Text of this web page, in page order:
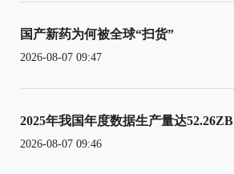
国产新药为何被全球“扫货”
2026-08-07 09:47
2025年我国年度数据生产量达52.26ZB
2026-08-07 09:46